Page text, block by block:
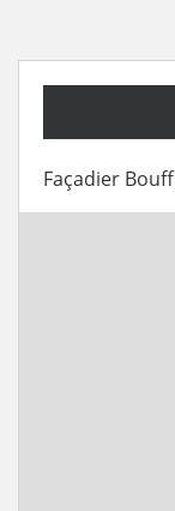
Façadier